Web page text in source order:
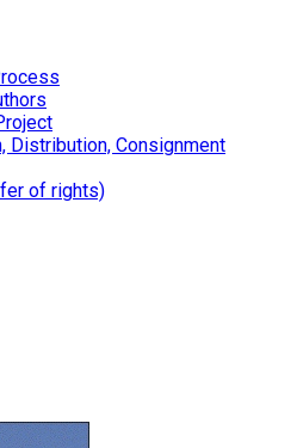
Distribution, Consignment
of rights)